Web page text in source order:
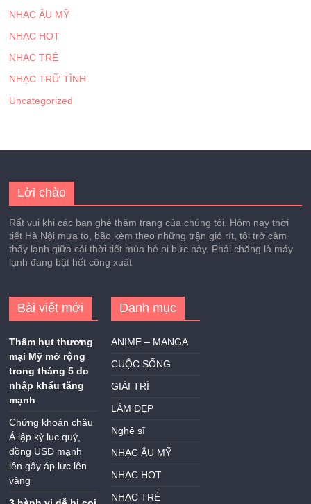
NHẠC ÂU MỸ
NHẠC HOT
NHẠC TRẺ
NHẠC TRỮ TÌNH
Uncategorized
Lời chào
Rất vui khi các bạn ghé thăm trang của chúng tôi. Hôm nay thời
tiết Hà Nội mưa to, bão kèm theo những trận gió rít, tôi trở cảm
thấy lạnh giữa cái thời tiết mùa hè oi bức này. Phải chăng là máy
lạnh đang bật hết công xuất
Bài viết mới
Thâm hụt thương
mại Mỹ mở rộng
trong tháng 5 do
nhập khẩu tăng
mạnh
Chứng khoán châu
Á lập kỷ lục quý,
đồng USD mạnh
lên gây áp lực lên
vàng
Danh mục
ANIME – MANGA
CUỘC SỐNG
GIẢI TRÍ
LÀM ĐẸP
Nghệ sĩ
NHẠC ÂU MỸ
NHẠC HOT
NHẠC TRẺ